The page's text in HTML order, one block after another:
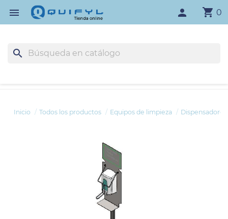
 shopping_cart 0
person
search
Inicio Todos los productos Equipos de limpieza